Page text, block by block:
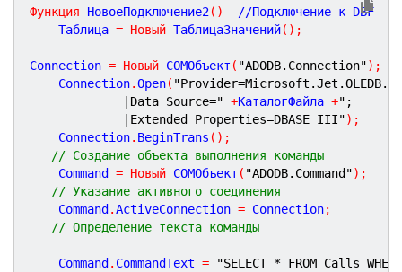
Функция НовоеПодключение2( )
  //
Подключение к DBF
	Таблица
= Новый ТаблицаЗначений( ) ;
Connection = Новый COMОбъект ( "ADODB.Connection") ;
	Connection
.Open(
|Data Source=" +КаталогФайла +";
|Extended Properties=DBASE III") ;
    Connection
. BeginTrans ( ) ;
// Создание объекта выполнения команды
    Command
= Новый COMОбъект ( "ADODB.Command") ;
// Указание активного соединения
    Command
.ActiveConnection = Connection;
// Определение текста команды
	Command
. CommandText =
"SELECT * FROM Calls